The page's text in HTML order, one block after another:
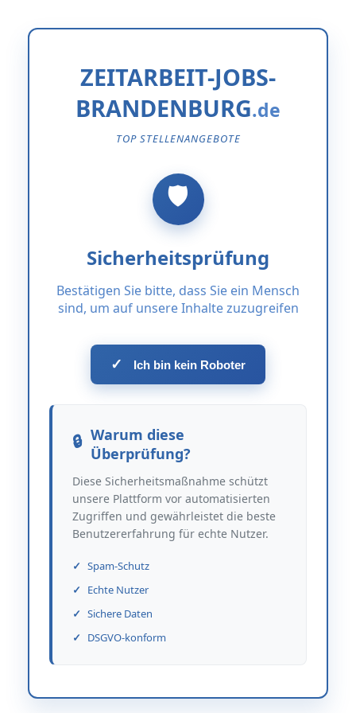
ZEITARBEIT-JOBS-
BRANDENBURG
TOP STELLENANGEBOTE
Sicherheitsprüfung
Bestätigen Sie bitte, dass Sie ein Mensch
sind, um auf unsere Inhalte zuzugreifen
✓ Ich bin kein Roboter
Warum diese
Überprüfung?
Diese Sicherheitsmaßnahme schützt
unsere Plattform vor automatisierten
Zugriffen und gewährleistet die beste
Benutzererfahrung für echte Nutzer.
Spam-Schutz
Echte Nutzer
Sichere Daten
DSGVO-konform